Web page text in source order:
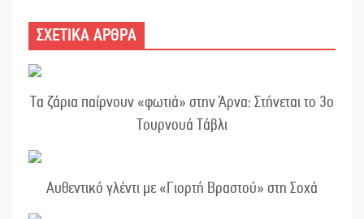
ΣΧΕΤΙΚΑ ΑΡΘΡΑ
Τα ζάρια παίρνουν «φωτιά» στην Άρνα: Στήνεται το 3ο
Τουρνουά Τάβλι
Αυθεντικό γλέντι με «Γιορτή Βραστού» στη Σοχά